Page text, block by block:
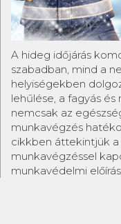
A hideg időjárás
szabadban, mind a
helyiségekben
lehűlése, a fagyás
nemcsak az
munkavégzés
cikkben áttekintjük
munkavégzéssel
munkavédelmi